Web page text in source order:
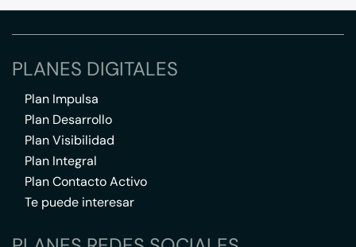
PLANES DIGITALES
Plan Impulsa
Plan Desarrollo
Plan Visibilidad
Plan Integral
Plan Contacto Activo
Te puede interesar